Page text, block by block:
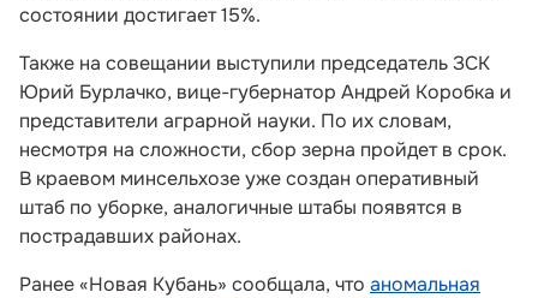
состоянии достигает 15%.
Также на совещании выступили председатель ЗСК
Юрий Бурлачко, вице-губернатор Андрей Коробка и
представители аграрной науки. По их словам,
несмотря на сложности, сбор зерна пройдет в срок.
В краевом минсельхозе уже создан оперативный
штаб по уборке, аналогичные штабы появятся в
пострадавших районах.
Ранее «Новая Кубань» сообщала, что аномальная